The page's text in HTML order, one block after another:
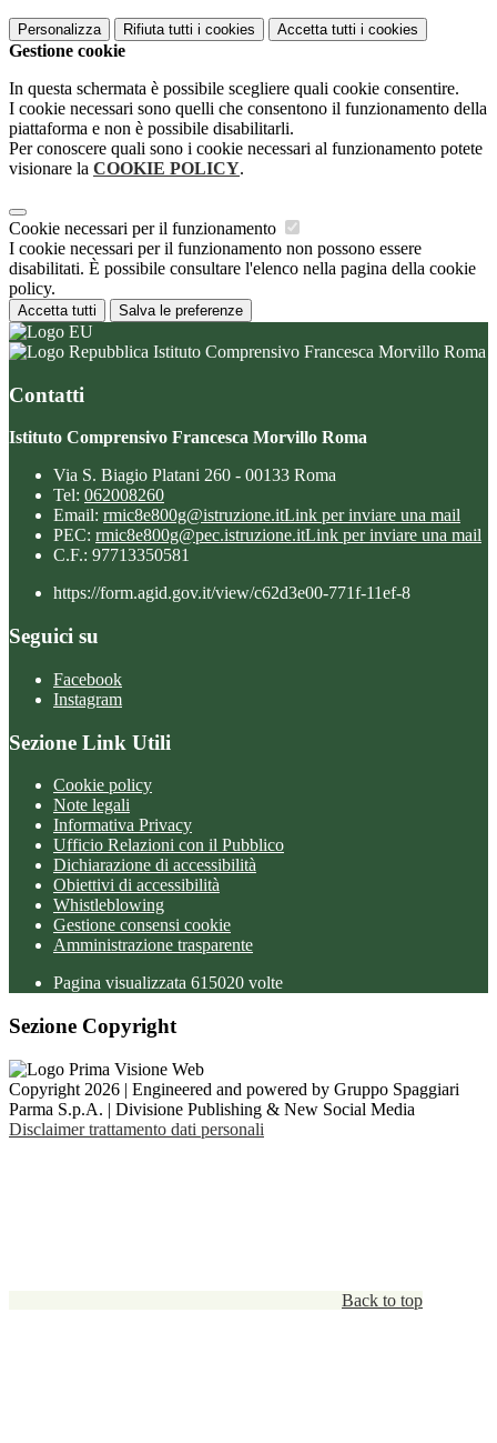
Personalizza Rifiuta tutti i cookies Accetta tutti i cookies
Gestione cookie
In questa schermata è possibile scegliere quali cookie consentire.
I cookie necessari sono quelli che consentono il funzionamento della
piattaforma e non è possibile disabilitarli.
Per conoscere quali sono i cookie necessari al funzionamento potete
visionare la COOKIE POLICY.
Cookie necessari per il funzionamento
I cookie necessari per il funzionamento non possono essere
disabilitati. È possibile consultare l'elenco nella pagina della cookie
policy.
Accetta tutti Salva le preferenze
Istituto Comprensivo Francesca Morvillo Roma
Contatti
Istituto Comprensivo Francesca Morvillo Roma
Via S. Biagio Platani 260 - 00133 Roma
Tel: 062008260
Email: rmic8e800g@istruzione.itLink per inviare una mail
PEC: rmic8e800g@pec.istruzione.itLink per inviare una mail
C.F.: 97713350581
https://form.agid.gov.it/view/c62d3e00-771f-11ef-8
Seguici su
Facebook
Instagram
Sezione Link Utili
Cookie policy
Note legali
Informativa Privacy
Ufficio Relazioni con il Pubblico
Dichiarazione di accessibilità
Obiettivi di accessibilità
Whistleblowing
Gestione consensi cookie
Amministrazione trasparente
Pagina visualizzata 615020 volte
Sezione Copyright
Copyright 2026 | Engineered and powered by Gruppo Spaggiari
Parma S.p.A. | Divisione Publishing & New Social Media
Disclaimer trattamento dati personali
Back to top